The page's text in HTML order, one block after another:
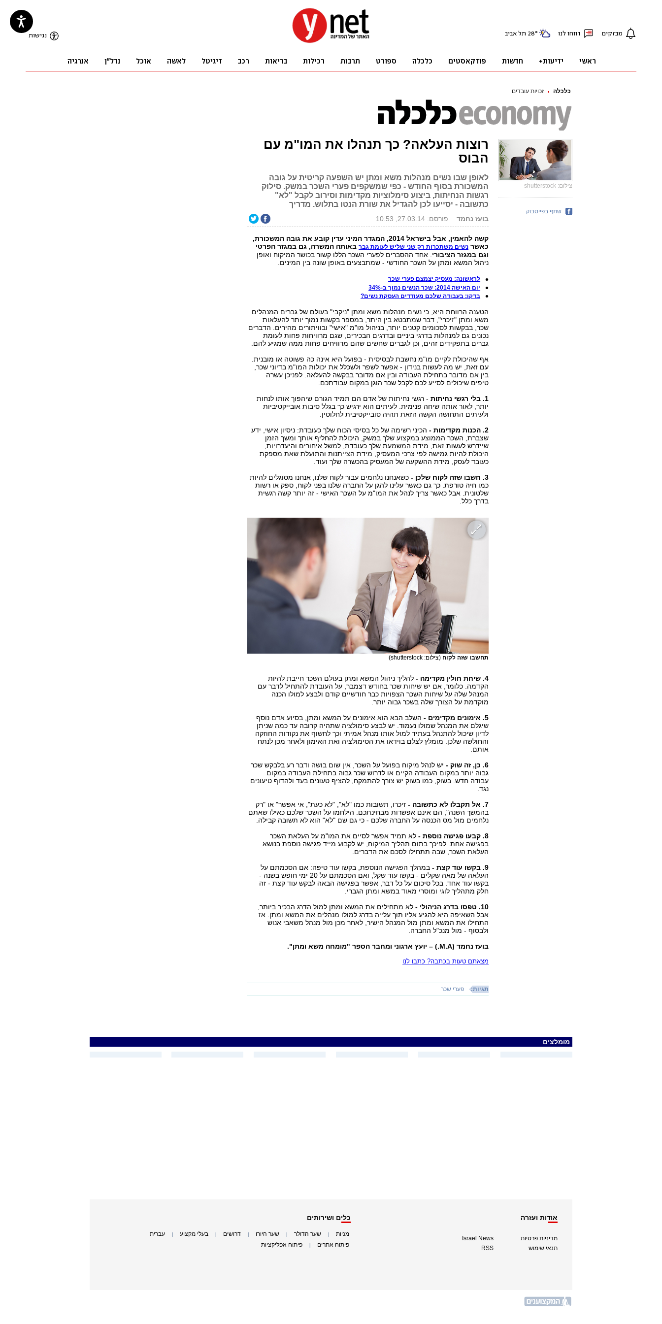
כלכלה זכויות עובדים
רוצות העלאה? כך תנהלו את המו"מ עם
הבוס
לאופן שבו נשים מנהלות משא ומתן יש השפעה קריטית על גובה
המשכורת בסוף החודש - כפי שמשקפים פערי השכר במשק. סילוק
רגשות הנחיתות, ביצוע סימלוציות מקדימות וסירוב לקבל "לא"
כתשובה - יסייעו לכן להגדיל את שורת הנטו בתלוש. מדריך
בועז נחמד פורסם: 27.03.14, 10:53
קשה להאמין, אבל בישראל 2014, המגדר המיני עדין קובע את גובה המשכורת,
כאשר נשים משתכרות רק שני שליש לעומת גברבאותה המשרה, גם במגזר הפרטי
וגם במגזר הציבורי. אחד ההסברים לפערי השכר הללו קשור בכושר המיקוח ואופן
ניהול המשא ומתן על השכר החודשי - שמתבצעים באופן שונה בין המינים.
לראשונה: מעסיק יצמצם פערי שכר
יום האישה 2014: שכר הנשים נמוך ב-34%
בדקו: בעבודה שלכם מעודדים העסקת נשים?
הטענה הרווחת היא, כי נשים מנהלות משא ומתן "נִיקבִי" בעולם של גברים המנהלים
משא ומתן "זיכרי", דבר שמתבטא בין היתר, במספר בקשות נמוך יותר להעלאות
שכר, בבקשות לסכומים קטנים יותר, בניהול מו"מ "אישי" ובוויתורים מהירים. הדברים
נכונים גם למנהלות בדרגי ביניים ובדרגים הבכירים, שגם מרוויחות פחות לעומת
גברים בתפקידים זהים, וכן לגברים שחשים שהם מרוויחים פחות ממה שמגיע להם.
אף שהיכולת לקיים מו"מ נחשבת לבסיסית - בפועל היא אינה כה פשוטה או מובנית.
עם זאת, יש מה לעשות בנידון - אפשר לשפר ולשכלל את יכולות המו"מ בדיוני שכר,
בין אם מדובר בתחילת העבודה ובין אם מדובר בבקשה להעלאה. לפניכן עשרה
טיפים שיכולים לסייע לכם לקבל שכר הוגן במקום עבודתכם:
1. בלי רגשי נחיתות
- רגשי נחיתות של אדם הם תמיד הגורם שיהפוך אותו לנחות
יותר, לאור אותה שיחה פנימית. לעיתים הוא ירגיש כך בגלל סיבות אובייקטיביות
ולעיתים התחושה הקשה הזאת תהיה סובייקטיבית לחלוטין.
2. הכנות מקדימות -
הכיני רשימה של כל בסיסי הכוח שלך כעובדת: ניסיון אישי, ידע
שצברת, השכר הממוצע במקצוע שלך במשק, היכולת להחליף אותך ומשך הזמן
שיידרש לעשות זאת, מידת המשמעת שלך כעובדת, למשל איחורים והיעדרויות,
היכולת להיות גמישה לפי צרכי המעסיק, מידת הצייתנות והתועלת שאת מספקת
כעובד לעסק, מידת ההשקעה של המעסיק בהכשרה שלך ועוד.
3. חשבו שזה לקוח שלכן -
כשאנחנו נלחמים עבור לקוח שלנו, אנחנו מסוגלים להיות
כמו חיה טורפת. כך גם כאשר עלינו להגן על החברה שלנו בפני לקוח, ספק או רשות
שלטונית. אבל כאשר צריך לנהל את המו"מ על השכר האישי - זה יותר קשה רגשית
בדרך כלל.
תחשבו שזה לקוח (צילום: shutterstock)
4. שיחת חולין מקדימה -
להליך ניהול המשא ומתן בעולם השכר חייבת להיות
הקדמה. כלומר, אם יש שיחות שכר בחודש דצמבר, על העובדת להתחיל לדבר עם
המנהל שלה על שיחות השכר הצפויות כבר חודשיים קודם ולבצע למולו הכנה
מוקדמת על הצורך שלה בשכר גבוה יותר.
5. אימונים מקדימים -
השלב הבא הוא אימונים על המשא ומתן, בסיוע אדם נוסף
שיגלם את המנהל שמולו נעמוד. יש לבצע סימולציה שתהיה קרובה עד כמה שניתן
לדיון שיכול להתנהל בעתיד למול אותו מנהל אמיתי וכך לחשוף את נקודות החוזקה
והחולשה שלכן. מומלץ לצלם בוידאו את הסימולציה ואת האימון ולאחר מכן לנתח
אותם.
6. כן, זה שוק -
יש לנהל מיקוח בפועל על השכר, אין שום בושה ודבר רע בלבקש שכר
גבוה יותר במקום העבודה הקיים או לדרוש שכר גבוה בתחילת העבודה במקום
עבודה חדש. בשוק, כמו בשוק יש צורך להתמקח, להציף טעונים בעד ולהדוף טיעונים
נגד.
7. אל תקבלו לא כתשובה -
זיכרו, תשובות כמו "לא", "לא כעת", אי אפשר" או "רק
בהמשך השנה", הם אינם אפשרות מבחינתכם. הילחמו על השכר שלכם כאילו שאתם
נלחמים מול מס הכנסה על החברה שלכם - כי גם שם "לא" הוא לא תשובה קבילה.
8. קבעו פגישה נוספת -
לא תמיד אפשר לסיים את המו"מ על העלאת השכר
בפגישה אחת. לפיכך בתום תהליך המיקוח, יש לקבוע מייד פגישה נוספת בנושא
העלאת השכר, שבה תתחילו לסכם את הדברים.
9. בקשו עוד קצת -
במהלך הפגישה הנוספת, בקשו עוד טיפה: אם הסכמתם על
העלאה של מאה שקלים - בקשו עוד שקל, ואם הסכמתם על 20 ימי חופש בשנה -
בקשו עוד אחד. בכל סיכום על כל דבר, אפשר בפגישה הבאה לבקש עוד קצת - זה
חלק מתהליך לוגי ומוסרי מאוד במשא ומתן הגברי.
10. טפסו בדרג הניהולי -
לא מתחילים את המשא ומתן למול הדרג הבכיר ביותר,
אבל השאיפה היא להגיע אליו תוך עלייה בדרג למולו מנהלים את המשא ומתן. אז
התחילו את המשא ומתן מול המנהל הישיר, לאחר מכן מול מנהל משאבי אנוש
ולבסוף - מול מנכ"ל החברה.
בועז נחמד (M.A.) – יועץ ארגוני ומחבר הספר "מומחה משא ומתן".
מצאתם טעות בכתבה? כתבו לנו
תגיות: פערי שכר
צילום: shutterstock
שתף בפייסבוק
מומלצים
אודות ועזרה
מדיניות פרטיות
תנאי שימוש
Israel News
RSS
כלים ושירותים
מניות שער הדולר שער היורו דרושים בעלי מקצוע עברית
פיתוח אתרים פיתוח אפליקציות